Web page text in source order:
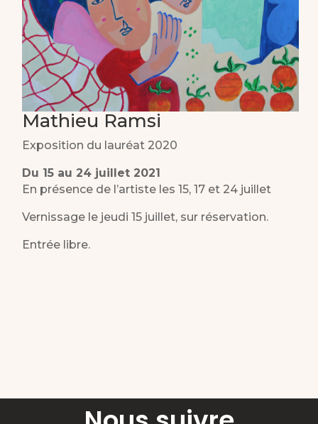
Mathieu Ramsi
Exposition du lauréat 2020
Du 15 au 24 juillet 2021
En présence de l’artiste les 15, 17 et 24 juillet
Vernissage le jeudi 15 juillet, sur réservation.
Entrée libre.